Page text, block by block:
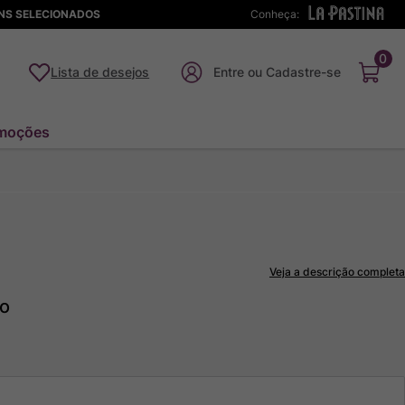
Conheça:
SELECIONADOS
Lista de desejos
0
Veja a descrição completa